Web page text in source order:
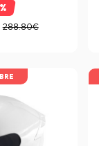
288.80€